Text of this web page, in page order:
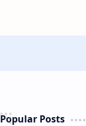
Popular Posts